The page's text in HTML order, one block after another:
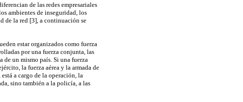
de las redes empresariales
ambientes de inseguridad, los
de la red [3], a continuación se
estar organizados como fuerza
por una fuerza conjunta, las
de un mismo país. Si una fuerza
la fuerza aérea y la armada de
a cargo de la operación, la
sino también a la policía, a las